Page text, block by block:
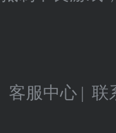
客服中心 | 联